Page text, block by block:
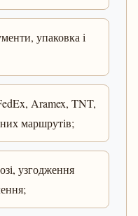
упаковка і
Aramex, TNT,
маршрутів;
узгодження